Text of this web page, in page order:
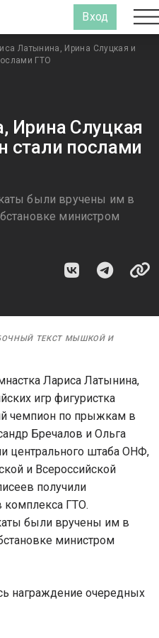
Вход
Латынина, Ирина Слуцкая и
ГТО
Ирина Слуцкая
стали послами
были вручены им в
министром
ТЕКСТ МЫШКОЙ И
Лариса Латынина,
игр фигуристка
чемпион по прыжкам в
Бречалов и Ольга
центрального штаба ОНФ,
и Всероссийской
получили
комплекса ГТО.
были вручены им в
министром
награждение очередных